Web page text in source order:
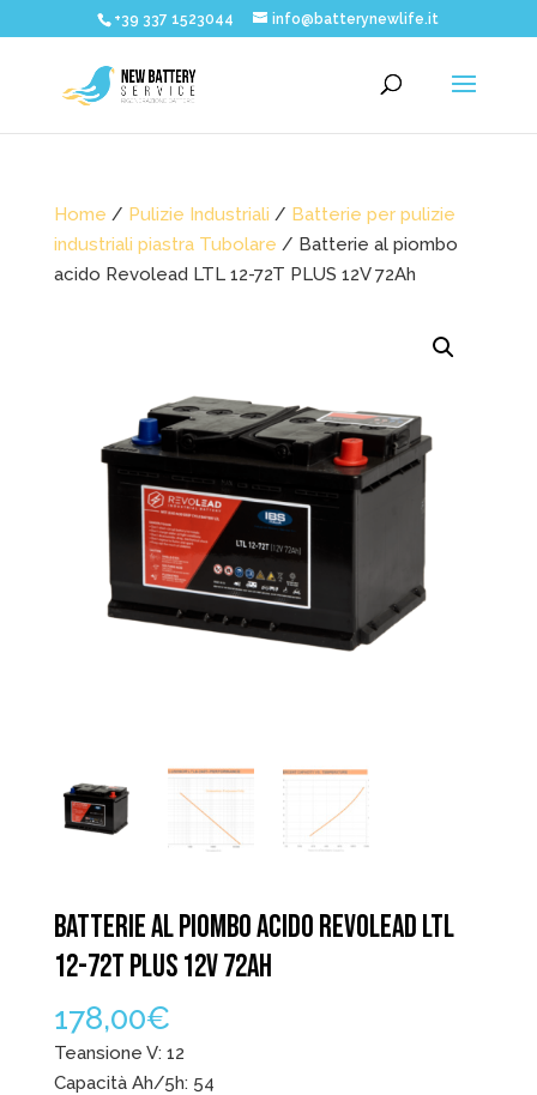
+39 337 1523044 info@batterynewlife.it
Home / Pulizie Industriali / Batterie per pulizie
industriali piastra Tubolare / Batterie al piombo
acido Revolead LTL 12-72T PLUS 12V 72Ah
BATTERIE AL PIOMBO ACIDO REVOLEAD LTL
12-72T PLUS 12V 72AH
178,00€
Teansione V: 12
Capacità Ah/5h: 54